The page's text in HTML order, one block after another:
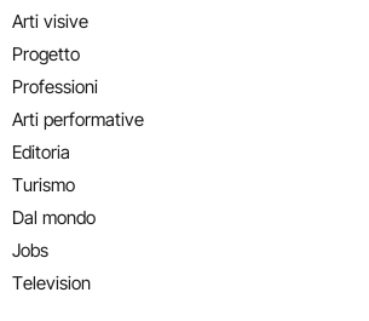
Arti visive
Progetto
Professioni
Arti performative
Editoria
Turismo
Dal mondo
Jobs
Television